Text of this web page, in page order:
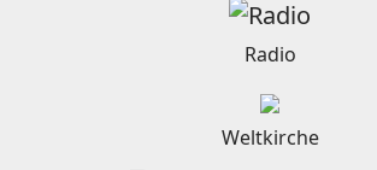
Radio
Weltkirche